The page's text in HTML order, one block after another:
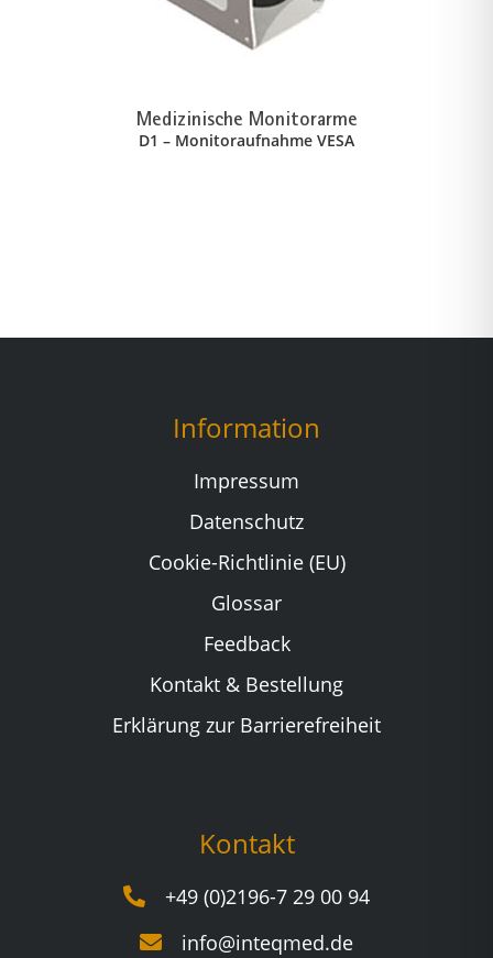
Medizinische Monitorarme
D1 – Monitoraufnahme VESA
Information
Impressum
Datenschutz
Cookie-Richtlinie (EU)
Glossar
Feedback
Kontakt & Bestellung
Erklärung zur Barrierefreiheit
Kontakt
+49 (0)2196-7 29 00 94
info@inteqmed.de